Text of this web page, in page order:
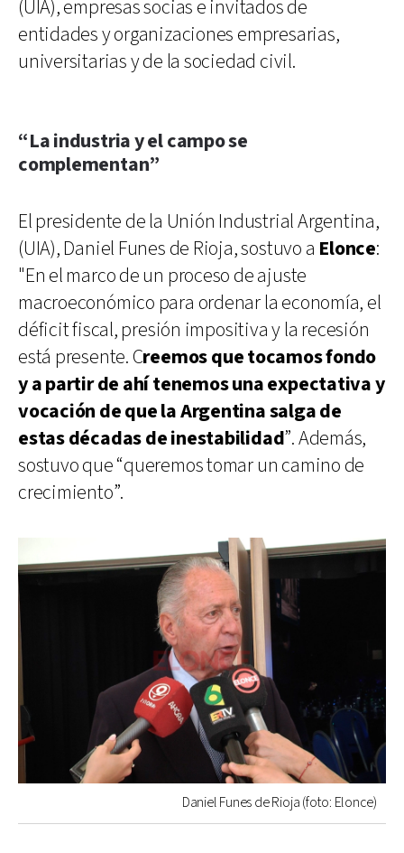
(UIA), empresas socias e invitados de
entidades y organizaciones empresarias,
universitarias y de la sociedad civil.
“La industria y el campo se
complementan”
El presidente de la Unión Industrial Argentina,
(UIA), Daniel Funes de Rioja, sostuvo a Elonce:
"En el marco de un proceso de ajuste
macroeconómico para ordenar la economía, el
déficit fiscal, presión impositiva y la recesión
está presente. Creemos que tocamos fondo
y a partir de ahí tenemos una expectativa y
vocación de que la Argentina salga de
estas décadas de inestabilidad”. Además,
sostuvo que “queremos tomar un camino de
crecimiento”.
Daniel Funes de Rioja (foto: Elonce)